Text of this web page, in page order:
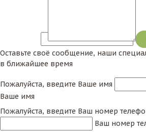
Оставьте своё сообщение, наши
в ближайшее время
Пожалуйста, введите Ваше имя
Ваше имя
Пожалуйста, введите Ваш номер
Ваш номер